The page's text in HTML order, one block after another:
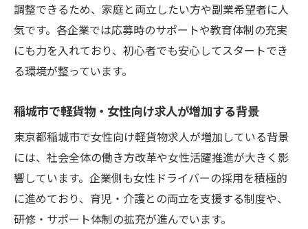
軽貨物求人でワークライフバランスを実現
する方法
女性が働きやすい稲城市の軽貨物職場環境
稲城市の軽貨物でプライベートと両立する
軽貨物・女性のための柔軟な勤務スタイル
紹介
ワークライフバランス重視の軽貨物求人が
人気
調整できるため、家庭と両立したい方や副業希望者に人
気です。各企業では応募時のサポートや教育体制の充実
にも力を入れており、初心者でも安心してスタートでき
る環境が整っています。
稲城市で軽貨物・女性向け求人が増加する背景
東京都稲城市で女性向け軽貨物求人が増加している背景
には、社会全体の働き方改革や女性活躍推進が大きく影
響しています。企業側も女性ドライバーの採用を積極的
に進めており、育児・介護との両立を支援する制度や、
研修・サポート体制の拡充が進んでいます。